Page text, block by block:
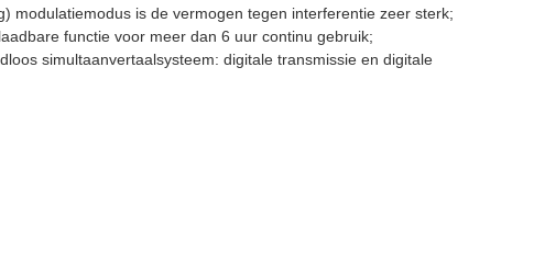
modulatiemodus is de vermogen tegen interferentie zeer sterk;
functie voor meer dan 6 uur continu gebruik;
simultaanvertaalsysteem: digitale transmissie en digitale